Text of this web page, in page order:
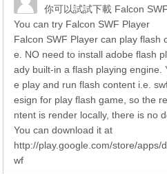
你可以試試下載 Falcon
You can try Falcon SWF Player
Falcon SWF Player can play flash
e. NO need to install adobe flash
ady built-in a flash playing engine.
e play and run flash content i.e.
esign for play flash game, so the
ntent is render locally, there is no
You can download it at
http://play.google.com/store/apps/
wf